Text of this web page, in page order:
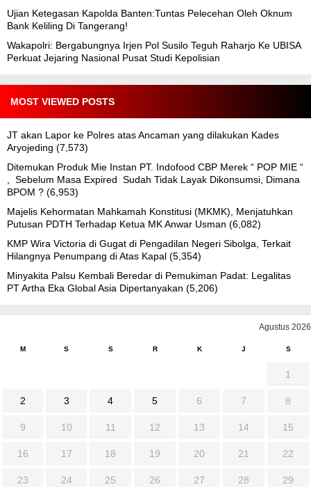
Ujian Ketegasan Kapolda Banten:Tuntas Pelecehan Oleh Oknum
Bank Keliling Di Tangerang!
Wakapolri: Bergabungnya Irjen Pol Susilo Teguh Raharjo Ke UBISA
Perkuat Jejaring Nasional Pusat Studi Kepolisian
MOST VIEWED POSTS
JT akan Lapor ke Polres atas Ancaman yang dilakukan Kades
Aryojeding (7,573)
Ditemukan Produk Mie Instan PT. Indofood CBP Merek “ POP MIE “
, Sebelum Masa Expired Sudah Tidak Layak Dikonsumsi, Dimana
BPOM ? (6,953)
Majelis Kehormatan Mahkamah Konstitusi (MKMK), Menjatuhkan
Putusan PDTH Terhadap Ketua MK Anwar Usman (6,082)
KMP Wira Victoria di Gugat di Pengadilan Negeri Sibolga, Terkait
Hilangnya Penumpang di Atas Kapal (5,354)
Minyakita Palsu Kembali Beredar di Pemukiman Padat: Legalitas
PT Artha Eka Global Asia Dipertanyakan (5,206)
Agustus 2026
M S S R K J S
1
2 3 4 5 6 7 8
9 10 11 12 13 14 15
16 17 18 19 20 21 22
23 24 25 26 27 28 29